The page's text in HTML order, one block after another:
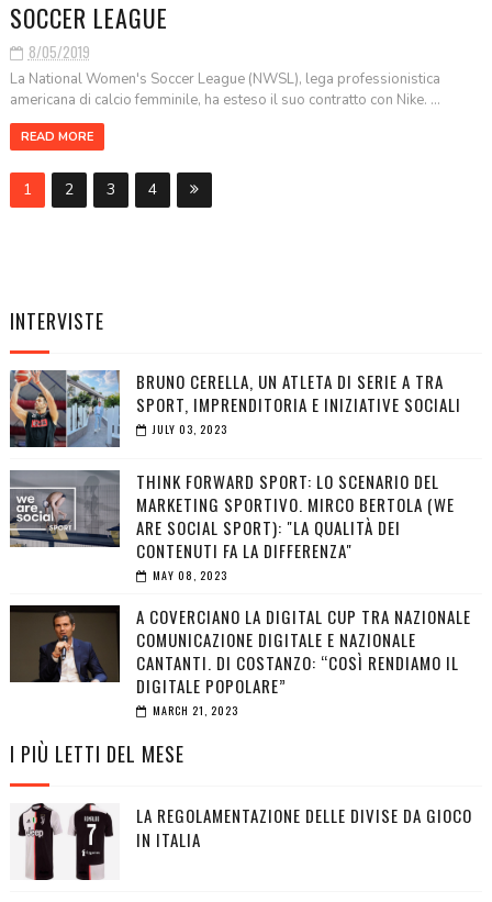
SOCCER LEAGUE
8/05/2019
La National Women's Soccer League (NWSL), lega professionistica
americana di calcio femminile, ha esteso il suo contratto con Nike. ...
READ MORE
1 2 3 4
INTERVISTE
BRUNO CERELLA, UN ATLETA DI SERIE A TRA
SPORT, IMPRENDITORIA E INIZIATIVE SOCIALI
JULY 03, 2023
THINK FORWARD SPORT: LO SCENARIO DEL
MARKETING SPORTIVO. MIRCO BERTOLA (WE
ARE SOCIAL SPORT): "LA QUALITÀ DEI
CONTENUTI FA LA DIFFERENZA"
MAY 08, 2023
A COVERCIANO LA DIGITAL CUP TRA NAZIONALE
COMUNICAZIONE DIGITALE E NAZIONALE
CANTANTI. DI COSTANZO: “COSÌ RENDIAMO IL
DIGITALE POPOLARE”
MARCH 21, 2023
I PIÙ LETTI DEL MESE
LA REGOLAMENTAZIONE DELLE DIVISE DA GIOCO
IN ITALIA